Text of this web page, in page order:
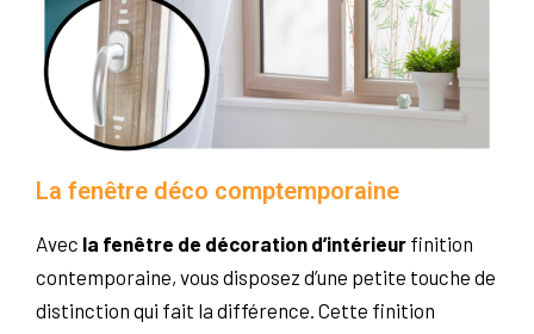
La fenêtre déco comptemporaine
Avec la fenêtre de décoration d’intérieur finition
contemporaine, vous disposez d’une petite touche de
distinction qui fait la différence. Cette finition